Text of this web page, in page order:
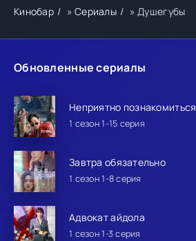
Обновленные сериалы
Неприятно познакомиться
1 сезон 1-15 серия
Завтра обязательно
1 сезон 1-8 серия
Адвокат айдола
1 сезон 1-3 серия
Кинобар »Сериалы » Душегубы